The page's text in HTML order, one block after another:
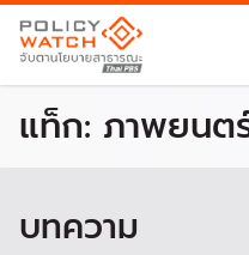
แท็ก: ภาพยนต
บทความ